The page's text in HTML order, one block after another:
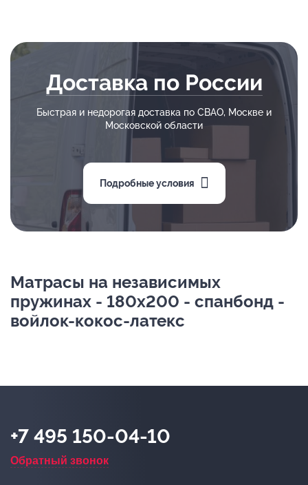
Доставка по России
Быстрая и недорогая доставка по СВАО, Москве и
Московской области
Подробные условия
Матрасы на независимых
пружинах - 180х200 - спанбонд -
войлок-кокос-латекс
+7 495 150-04-10
Обратный звонок